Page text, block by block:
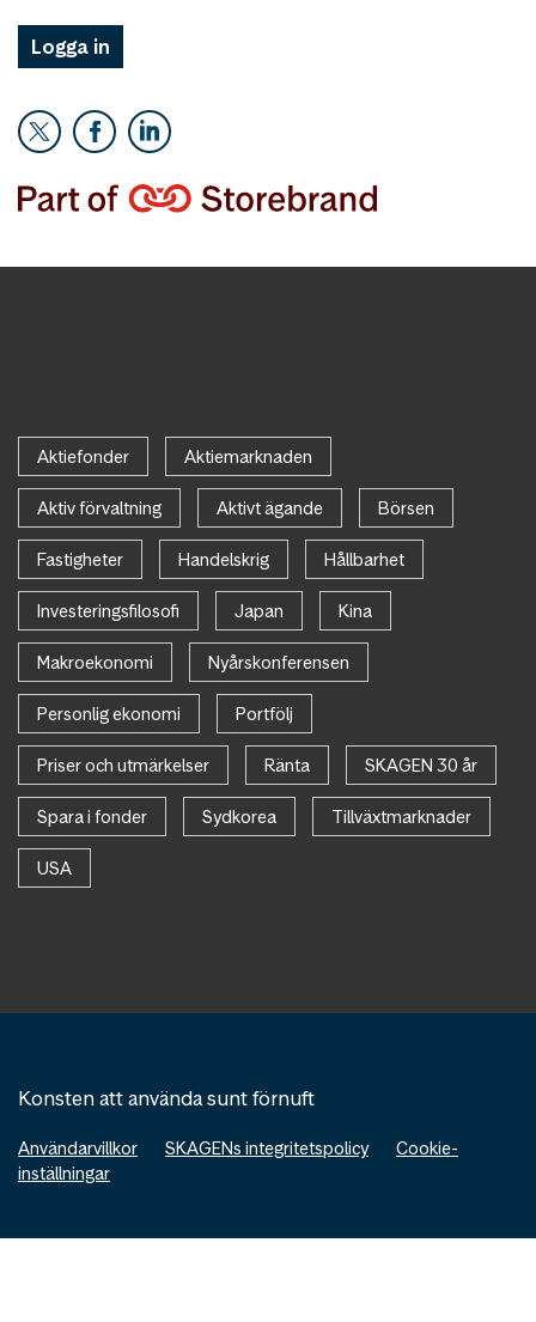
Logga in
Aktiefonder Aktiemarknaden
Aktiv förvaltning Aktivt ägande Börsen
Fastigheter Handelskrig Hållbarhet
Investeringsfilosofi Japan Kina
Makroekonomi Nyårskonferensen
Personlig ekonomi Portfölj
Priser och utmärkelser Ränta SKAGEN 30 år
Spara i fonder Sydkorea Tillväxtmarknader
USA
Konsten att använda sunt förnuft
Användarvillkor SKAGENs integritetspolicy
Cookie-
inställningar